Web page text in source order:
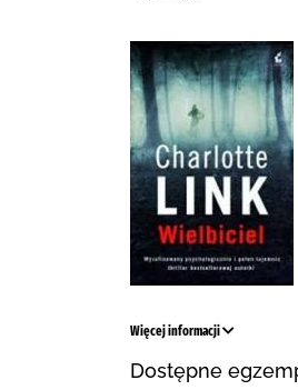
Więcej informacji
Dostępne